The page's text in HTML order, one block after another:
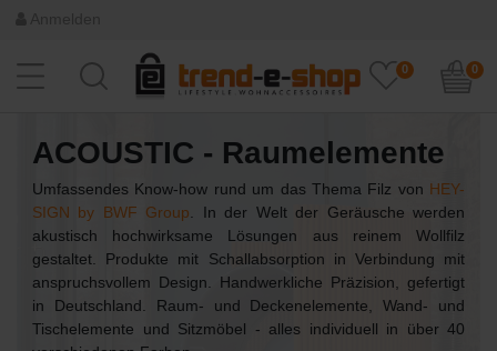
0 0
ACOUSTIC - Raumelemente
Umfassendes Know-how rund um das Thema Filz von HEY-
SIGN by BWF Group . In der Welt der Geräusche werden
akustisch hochwirksame Lösungen aus reinem Wollfilz
gestaltet. Produkte mit Schallabsorption in Verbindung mit
anspruchsvollem Design. Handwerkliche Präzision, gefertigt
in Deutschland. Raum- und Deckenelemente, Wand- und
Tischelemente und Sitzmöbel - alles individuell in über 40